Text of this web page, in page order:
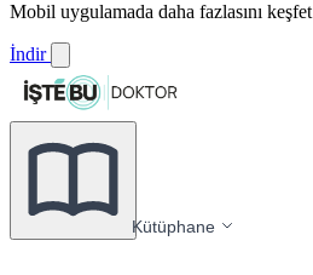
Mobil uygulamada daha fazlasını keşfet
İndir
Kütüphane